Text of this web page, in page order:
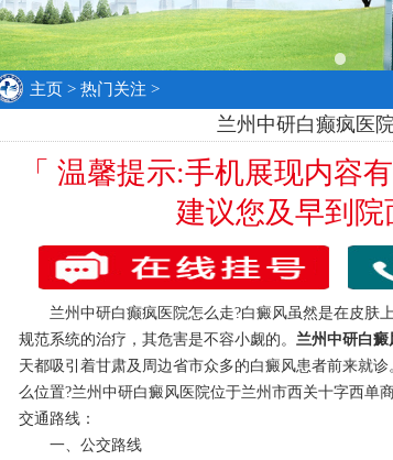
主页 > 热门关注 >
兰州中研白癫疯医
「 温馨提示:手机展现内容
建议您及早到院
兰州中研白癫疯医院怎么走?白癜风虽然是在皮肤
规范系统的治疗，其危害是不容小觑的。 兰州中研白癜
天都吸引着甘肃及周边省市众多的白癜风患者前来就
么位置?兰州中研白癜风医院位于兰州市西关十字西单
交通路线：
一、公交路线